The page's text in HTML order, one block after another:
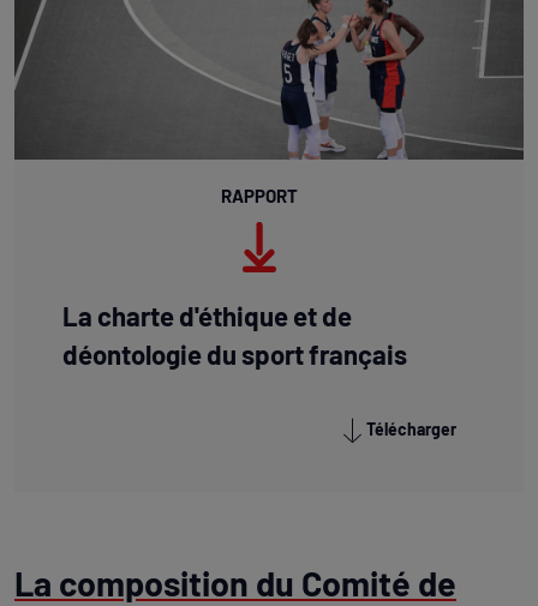
RAPPORT
La charte d'éthique et de
déontologie du sport français
Télécharger
La composition du Comité de